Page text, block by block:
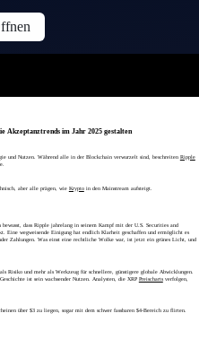
Akzeptanztrends im Jahr 2025 gestalten
und Nutzen. Während alle in der Blockchain verwurzelt sind, beschreiten Ripple
aber alle prägen, wie Kryptoin den Mainstream aufsteigt.
dass Ripple jahrelang in seinem Kampf mit der U.S. Securities and
Eine wegweisende Einigung hat endlich Klarheit geschaffen und ermöglicht es
Zahlungen. Was einst eine rechtliche Wolke war, ist jetzt ein grünes Licht, und
Risiko und mehr als Werkzeug für schnellere, günstigere globale Abwicklungen.
ist sein wachsender Nutzen. Analysten, die XRP Preischartsverfolgen,
über $3 zu liegen, sogar mit dem schwer fassbaren $4-Bereich zu flirten.